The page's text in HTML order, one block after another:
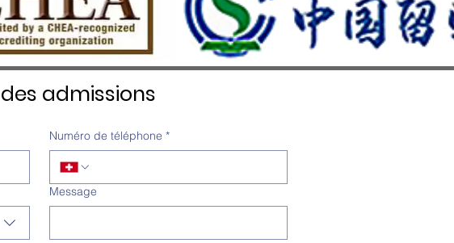
admissions
Numéro de téléphone *
Message